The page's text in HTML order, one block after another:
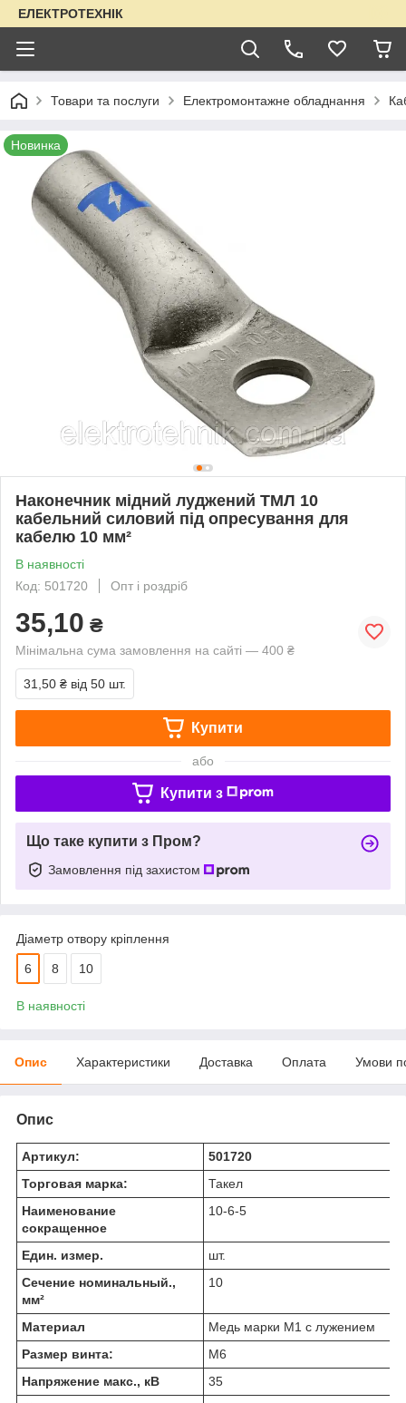
ЕЛЕКТРОТЕХНІК
Товари та послуги Електромонтажне обладнання
Новинка
Наконечник мідний луджений ТМЛ 10
кабельний силовий під опресування для
кабелю 10 мм²
В наявності
Код: 501720
Опт і роздріб
35,10 ₴
Мінімальна сума замовлення на сайті — 400 ₴
31,50 ₴ від 50 шт.
Купити
або
Купити з
Що таке купити з Пром?
Замовлення під захистом
Діаметр отвору кріплення
6 8 10
В наявності
Опис Характеристики Доставка Оплата Умови
Опис
Артикул:
501720
Торговая марка:
Такел
Наименование
сокращенное
10-6-5
Един. измер.
шт.
Сечение номинальный.,
мм²
10
Материал
Медь марки М1 с лужением
Размер винта:
М6
Напряжение макс., кВ
35